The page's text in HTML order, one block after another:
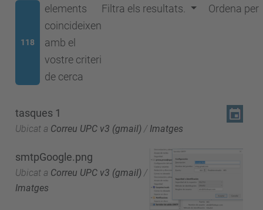
118
elements
coincideixen
amb el
vostre criteri
de cerca
Filtra els resultats. Ordena per
tasques 1
Ubicat a Correu UPC v3 (gmail) / Imatges
smtpGoogle.png
Ubicat a Correu UPC v3 (gmail) /
Imatges